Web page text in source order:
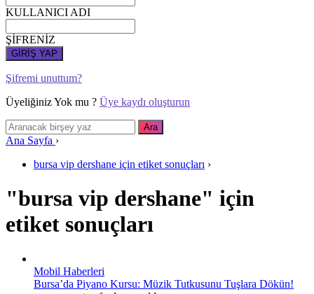
KULLANICI ADI
ŞİFRENİZ
GİRİŞ YAP
Şifremi unuttum?
Üyeliğiniz Yok mu ? Üye kaydı oluşturun
Ana Sayfa ›
bursa vip dershane için etiket sonuçları ›
"bursa vip dershane" için
etiket sonuçları
Mobil Haberleri
Bursa’da Piyano Kursu: Müzik Tutkusunu Tuşlara Dökün!